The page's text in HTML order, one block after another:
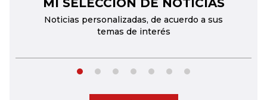
MI SELECCIÓN DE NOTICIAS
Noticias personalizadas, de acuerdo a sus
temas de interés